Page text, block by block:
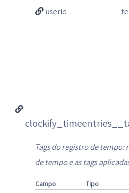
userid
Tags do registro de
de tempo e as tags
Campo Tipo